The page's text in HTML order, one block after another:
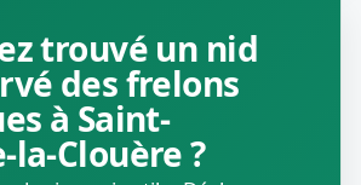
trouvé un nid
des frelons
à Saint-
la-Clouère ?